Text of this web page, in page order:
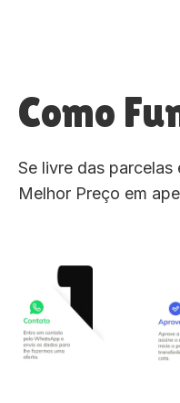
Como
Se livre das
Melhor Preço em